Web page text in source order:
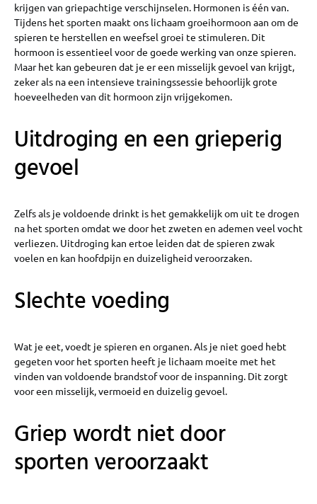
krijgen van griepachtige verschijnselen. Hormonen is één van.
Tijdens het sporten maakt ons lichaam groeihormoon aan om de
spieren te herstellen en weefsel groei te stimuleren. Dit
hormoon is essentieel voor de goede werking van onze spieren.
Maar het kan gebeuren dat je er een misselijk gevoel van krijgt,
zeker als na een intensieve trainingssessie behoorlijk grote
hoeveelheden van dit hormoon zijn vrijgekomen.
Uitdroging en een grieperig
gevoel
Zelfs als je voldoende drinkt is het gemakkelijk om uit te drogen
na het sporten omdat we door het zweten en ademen veel vocht
verliezen. Uitdroging kan ertoe leiden dat de spieren zwak
voelen en kan hoofdpijn en duizeligheid veroorzaken.
Slechte voeding
Wat je eet, voedt je spieren en organen. Als je niet goed hebt
gegeten voor het sporten heeft je lichaam moeite met het
vinden van voldoende brandstof voor de inspanning. Dit zorgt
voor een misselijk, vermoeid en duizelig gevoel.
Griep wordt niet door
sporten veroorzaakt